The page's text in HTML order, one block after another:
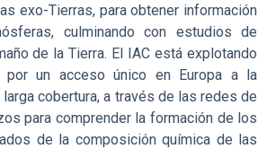
exo-Tierras, para obtener información
culminando con estudios de
de la Tierra. El IAC está explotando
por un acceso único en Europa a la
cobertura, a través de las redes de
para comprender la formación de los
de la composición química de las